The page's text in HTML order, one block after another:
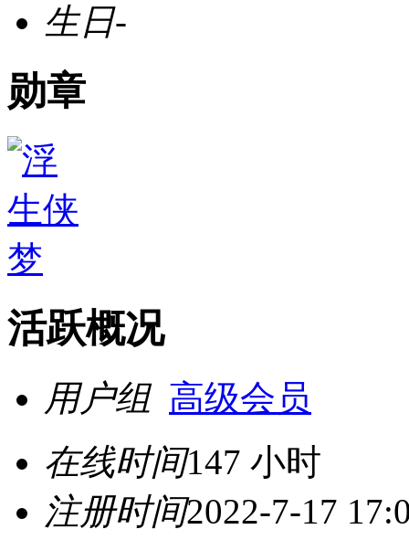
生日-
勋章
活跃概况
用户组 高级会员
在线时间147 小时
注册时间2022-7-17